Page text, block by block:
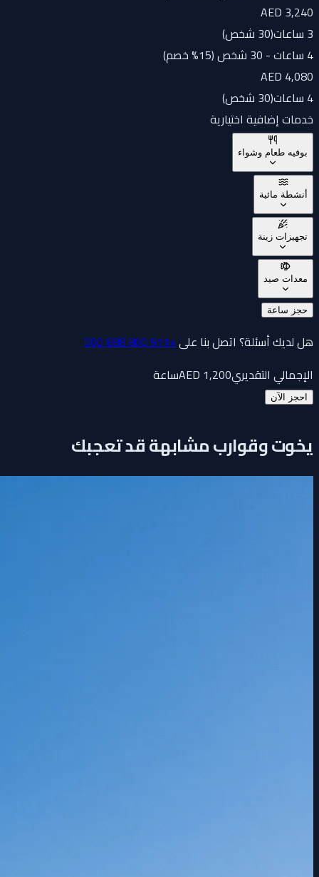
AED 3,240
(30 شخص
4 ساعات - 30 شخص (15% خصم)
AED 4,080
4 ساعات
(30 شخص
خدمات إضافية اختيارية
بوفيه طعام وشواء
أنشطة مائية
تجهيزات زينة
معدات صيد
حجز ساعة
هل لديك أسئلة؟ اتصل بنا على +971 800 888 000
الإجمالي التقديري
AED1,200 ساعة
احجز الآن
يخوت وقوارب مشابهة قد تعجبك